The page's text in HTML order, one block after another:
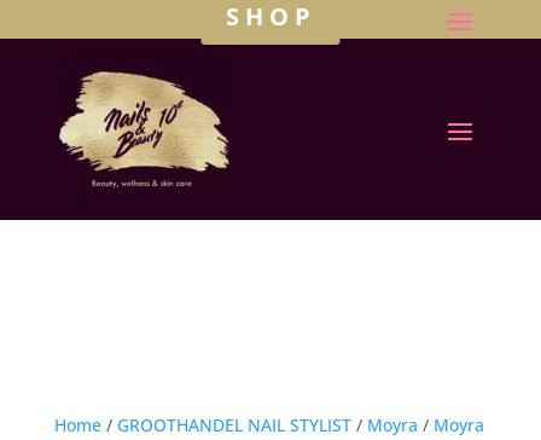
SHOP
Home/ GROOTHANDEL NAIL STYLIST/ Moyra / Moyra